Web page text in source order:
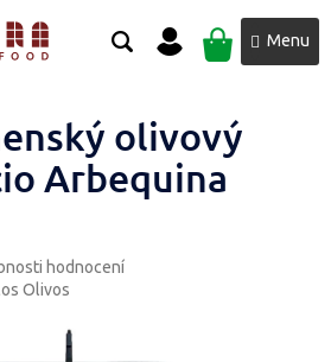
NÁKUPNÍ
KOŠÍK
olivový
Arbequina
hodnocení
Olivos